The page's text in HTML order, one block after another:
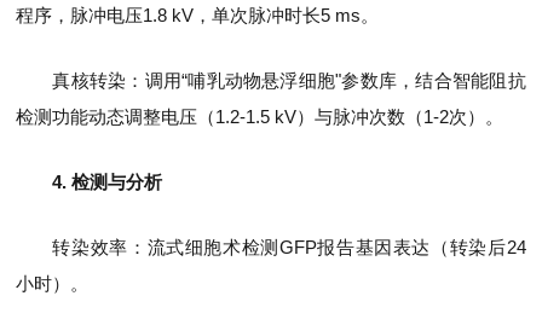
程序，脉冲电压1.8 kV，单次脉冲时长5 ms。
真核转染：调用“哺乳动物悬浮细胞"参数库，结合智能阻抗
检测功能动态调整电压（1.2-1.5 kV）与脉冲次数（1-2次）。
4. 检测与分析
转染效率：流式细胞术检测GFP报告基因表达（转染后24
小时）。